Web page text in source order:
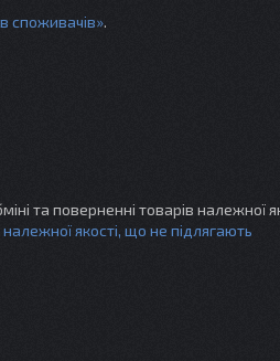
споживачів».
та поверненні товарів належної
якості, що не підлягають